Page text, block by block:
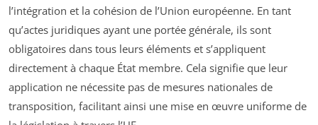
l’intégration et la cohésion de l’Union européenne. En tant
qu’actes juridiques ayant une portée générale, ils sont
obligatoires dans tous leurs éléments et s’appliquent
directement à chaque État membre. Cela signifie que leur
application ne nécessite pas de mesures nationales de
transposition, facilitant ainsi une mise en œuvre uniforme de